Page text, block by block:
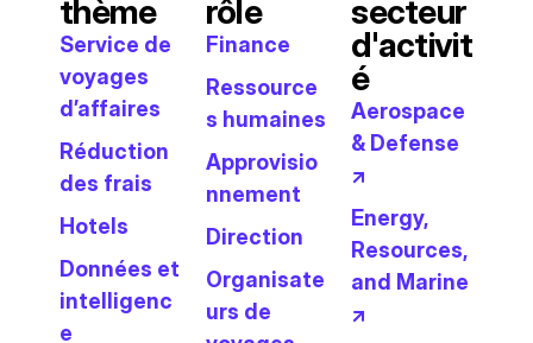
thème
Service de
voyages
d’affaires
Réduction
des frais
Hotels
Données et
intelligenc
e
rôle
Finance
Ressource
s humaines
Approvisio
nnement
Direction
Organisate
urs de
secteur
d'activit
é
Aerospace
& Defense
↗
Energy,
Resources,
and Marine
↗